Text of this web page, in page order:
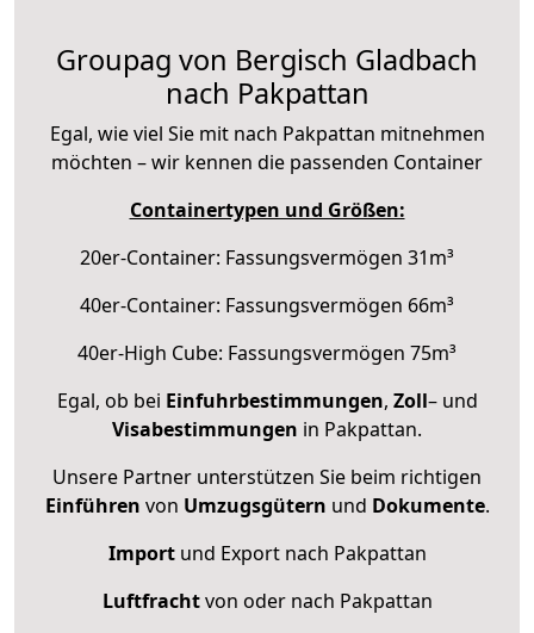
Groupag von Bergisch Gladbach
nach Pakpattan
Egal, wie viel Sie mit nach Pakpattan mitnehmen
möchten – wir kennen die passenden Container
Containertypen und Größen:
20er-Container: Fassungsvermögen 31m³
40er-Container: Fassungsvermögen 66m³
40er-High Cube: Fassungsvermögen 75m³
Egal, ob bei Einfuhrbestimmungen, Zoll– und
Visabestimmungen in Pakpattan.
Unsere Partner unterstützen Sie beim richtigen
Einführen von Umzugsgütern und Dokumente.
Importund Export nach Pakpattan
Luftfrachtvon oder nach Pakpattan